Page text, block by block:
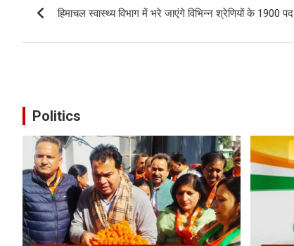
हिमाचल स्वास्थ्य विभाग में भरे जाएंगे विभिन्न श्रेणियों के 1900 पद
Politics